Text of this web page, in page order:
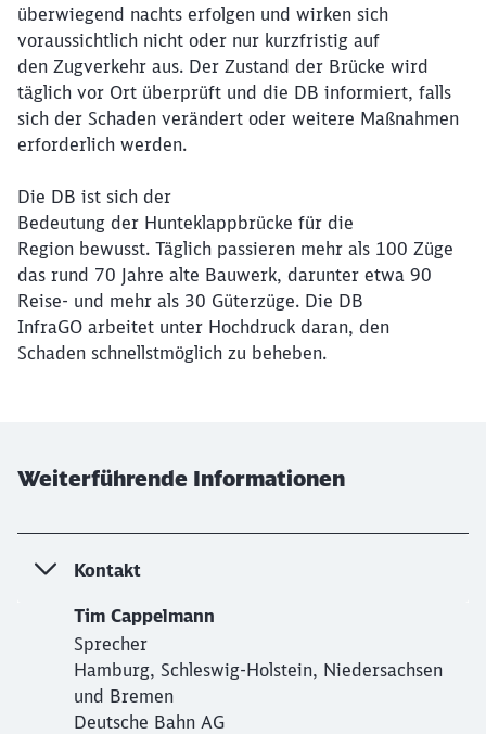
überwiegend nachts erfolgen und wirken sich
voraussichtlich nicht oder nur kurzfristig auf
den Zugverkehr aus. Der Zustand der Brücke wird
täglich vor Ort überprüft und die DB informiert, falls
sich der Schaden verändert oder weitere Maßnahmen
erforderlich werden.
Die DB ist sich der
Bedeutung der Hunteklappbrücke für die
Region bewusst. Täglich passieren mehr als 100 Züge
das rund 70 Jahre alte Bauwerk, darunter etwa 90
Reise- und mehr als 30 Güterzüge. Die DB
InfraGO arbeitet unter Hochdruck daran, den
Schaden schnellstmöglich zu beheben.
Weiterführende Informationen
Kontakt
Tim Cappelmann
Sprecher
Hamburg, Schleswig-Holstein, Niedersachsen
und Bremen
Deutsche Bahn AG
Abbrechen Weiter